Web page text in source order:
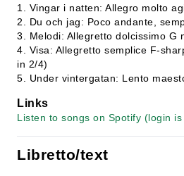
1. Vingar i natten: Allegro molto
2. Du och jag: Poco andante,
3. Melodi: Allegretto dolcissimo G
4. Visa: Allegretto semplice F-
in 2/4)
5. Under vintergatan: Lento
Links
Listen to songs on Spotify (login
Libretto/text